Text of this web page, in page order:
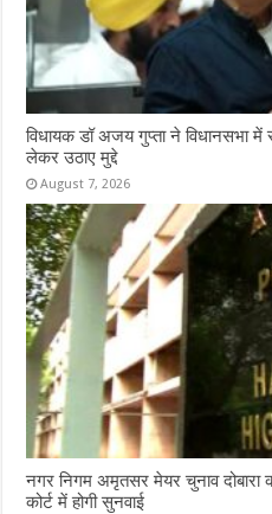
विधायक डॉ अजय गुप्ता ने विधानसभा
लेकर उठाए मुद्दे
August 7, 2026
नगर निगम अमृतसर मेयर चुनाव
कोर्ट में होगी सुनवाई